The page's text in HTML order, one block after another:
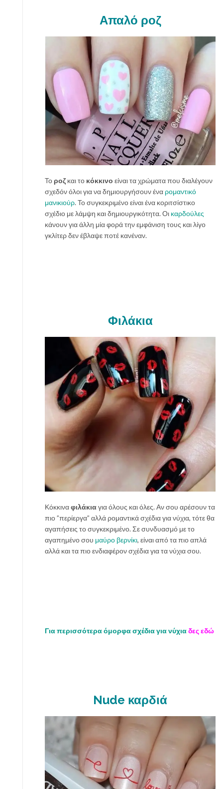
Απαλό ροζ
Τοροζ και το κόκκινο είναι τα χρώματα που διαλέγουν
σχεδόν όλοι για να δημιουργήσουν έναρομαντικό
μανικιούρ. Το συγκεκριμένο είναι ένα κοριτσίστικο
σχέδιο με λάμψη και δημιουργικότητα. Οι καρδούλες
κάνουν για άλλη μία φορά την εμφάνιση τους και λίγο
γκλίτερ δεν έβλαψε ποτέ κανέναν.
Φιλάκια
Κόκκιναφιλάκιαγια όλους και όλες. Αν σου αρέσουν τα
πιο ”περίεργα” αλλά ρομαντικά σχέδια για νύχια, τότε θα
αγαπήσεις το συγκεκριμένο. Σε συνδυασμό με το
αγαπημένο σου μαύρο βερνίκι, είναι από τα πιο απλά
αλλά και τα πιο ενδιαφέρον σχέδια για τα νύχια σου.
Για περισσότερα όμορφα σχέδια για νύχιαδες εδώ
Nude καρδιά